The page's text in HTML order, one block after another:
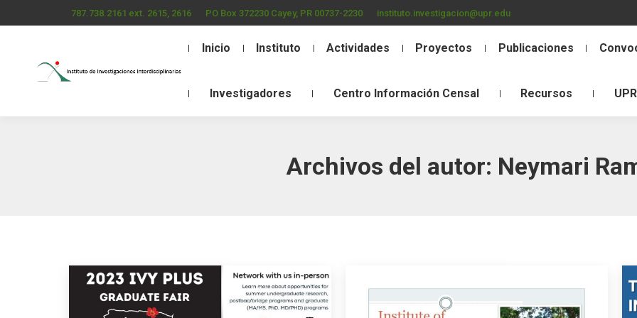
787.738.2161 ext. 2615, 2616 PO Box 372230 Cayey, PR 00737-2230 instituto.investigacion@upr.edu
Inicio Instituto Actividades Proyectos Publicaciones
Investigadores Centro Información Censal Recursos
Archivos del autor: Neymari